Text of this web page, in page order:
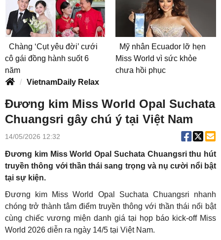
Chàng ‘Cụt yêu đời’ cưới
cô gái đồng hành suốt 6
năm
Mỹ nhân Ecuador lỡ hẹn
Miss World vì sức khỏe
chưa hồi phục
VietnamDaily Relax
Đương kim Miss World Opal Suchata
Chuangsri gây chú ý tại Việt Nam
14/05/2026 12:32
Đương kim Miss World Opal Suchata Chuangsri thu hút
truyền thông với thần thái sang trọng và nụ cười nổi bật
tại sự kiện.
Đương kim Miss World Opal Suchata Chuangsri nhanh
chóng trở thành tâm điểm truyền thông với thần thái nổi bật
cùng chiếc vương miện danh giá tại họp báo kick-off Miss
World 2026 diễn ra ngày 14/5 tại Việt Nam.